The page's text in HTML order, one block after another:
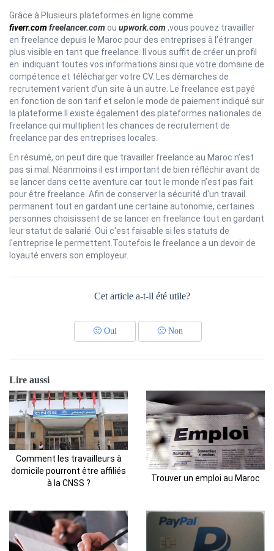
Grâce à Plusieurs plateformes en ligne comme
fiverr.com freelancer.com ou upwork.com ,vous pouvez travailler
en freelance depuis le Maroc pour des entreprises à l’étranger
plus visible en tant que freelance. Il vous suffit de créer un profil
en indiquant toutes vos informations ainsi que votre domaine de
compétence et télécharger votre CV. Les démarches de
recrutement varient d’un site à un autre. Le freelance est payé
en fonction de son tarif et selon le mode de paiement indiqué sur
la plateforme.Il existe également des plateformes nationales de
freelance qui multiplient les chances de recrutement de
freelance par des entreprises locales.
En résumé, on peut dire que travailler freelance au Maroc n’est
pas si mal. Néanmoins il est important de bien réfléchir avant de
se lancer dans cette aventure car tout le monde n’est pas fait
pour être freelance. Afin de conserver la sécurité d'un travail
permanent tout en gardant une certaine autonomie, certaines
personnes choisissent de se lancer en freelance tout en gardant
leur statut de salarié. Oui c'est faisable si les statuts de
l'entreprise le permettent.Toutefois le freelance a un devoir de
loyauté envers son employeur.
Cet article a-t-il été utile?
🙂Oui 🙁Non
Lire aussi
Comment les travailleurs à
domicile pourront être affiliés
à la CNSS ?
Trouver un emploi au Maroc